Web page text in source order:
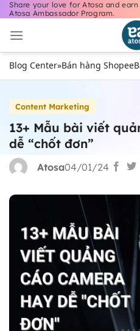
Bỏ
nội
dung
Share your love for Atosa and
Atosa Ambassador Program.
Blog Center»Bán hàng Shopee
Content Marketing
13+ Mẫu bài viết
dễ “chốt đơn”
Atosa04/01/24